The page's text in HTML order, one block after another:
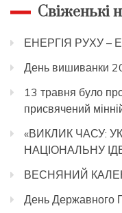
Свіженькі
ЕНЕРГІЯ РУХУ –
День вишиванки
13 травня було
присвячений
«ВИКЛИК ЧАСУ:
НАЦІОНАЛЬНУ
ВЕСНЯНИЙ
День Державного